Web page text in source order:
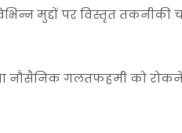
मुद्दों पर विस्तृत तकनीकी
या नौसैनिक गलतफहमी को